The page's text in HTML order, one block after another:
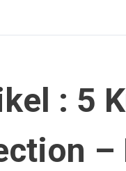
: 5
–